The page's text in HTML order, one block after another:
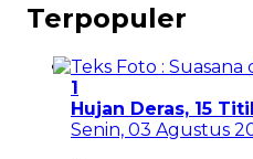
Terpopuler
1
Hujan Deras, 15
Senin, 03 Agustus